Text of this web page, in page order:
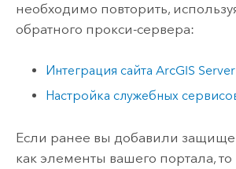
необходимо повторить,
обратного прокси-сервера:
Интеграция сайтаArcGIS Server
Настройка служебных
Если ранее вы добавили
как элементы вашего портала,